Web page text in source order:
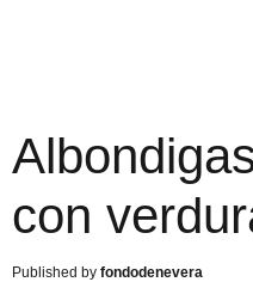
con
fondodenevera